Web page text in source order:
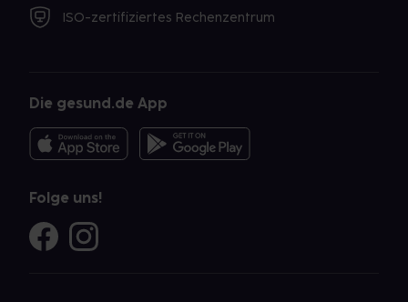
ISO-zertifiziertes Rechenzentrum
Die gesund.de App
Folge uns!